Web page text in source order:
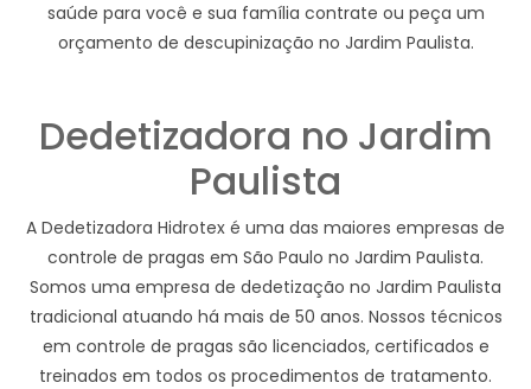
saúde para você e sua família contrate ou peça um
orçamento de descupinização no Jardim Paulista.
Dedetizadora no Jardim
Paulista
A Dedetizadora Hidrotex é uma das maiores empresas de
controle de pragas em São Paulo no Jardim Paulista.
Somos uma empresa de dedetização no Jardim Paulista
tradicional atuando há mais de 50 anos. Nossos técnicos
em controle de pragas são licenciados, certificados e
treinados em todos os procedimentos de tratamento.